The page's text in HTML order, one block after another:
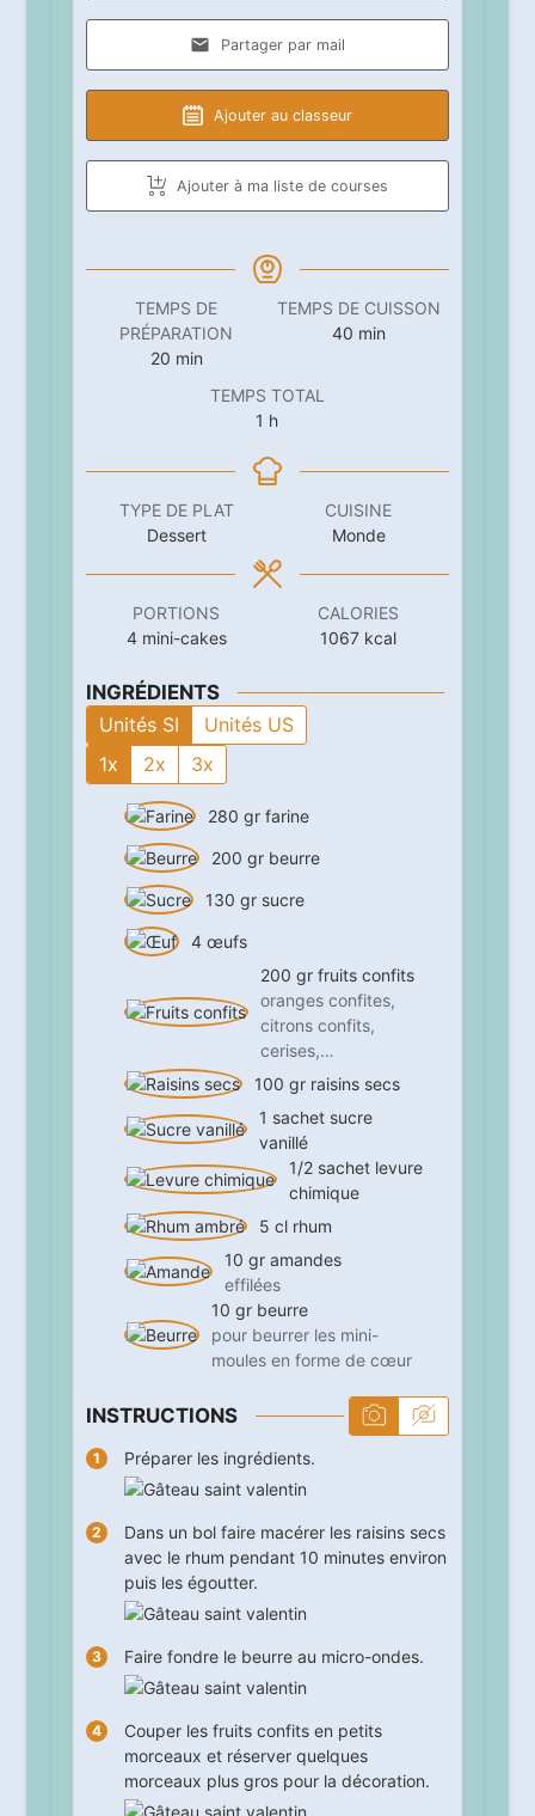
Partager par mail
Ajouter au classeur
Ajouter à ma liste de courses
TEMPS DE
PRÉPARATION
20minutes
min
TEMPS DE CUISSON
40minutes
min
TEMPS TOTAL
1 heure
h
TYPE DE PLAT
Dessert
CUISINE
Monde
PORTIONS
4 mini-cakes
CALORIES
1067 kcal
INGRÉDIENTS
Unités SI
Unités US
1x
2x 3x
280 gr farine
200 gr beurre
130 gr sucre
4 œufs
200 gr fruits confits
oranges confites,
citrons confits,
cerises,…
100 gr raisins secs
1 sachet sucre
vanillé
1/2 sachet levure
chimique
5 cl rhum
10 gr amandes
effilées
10 gr beurre
pour beurrer les mini-
moules en forme de cœur
INSTRUCTIONS
Préparer les ingrédients.
Dans un bol faire macérer les raisins secs
avec le rhum pendant 10 minutes environ
puis les égoutter.
Faire fondre le beurre au micro-ondes.
Couper les fruits confits en petits
morceaux et réserver quelques
morceaux plus gros pour la décoration.